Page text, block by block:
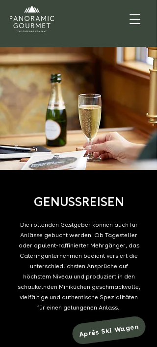
GENUSSREISEN
Die rollenden Gastgeber können auch für
Anlässe gebucht werden. Ob Tagesteller
oder opulent-raffinierter Mehrgänger, das
Cateringunternehmen bedient versiert die
unterschiedlichsten Ansprüche auf
höchstem Niveau und produziert in den
schaukelnden Miniküchen geschmackvolle,
vielfältige und authentische Spezialitäten
für einen gelungenen Anlass.
Aprés Ski Wagen